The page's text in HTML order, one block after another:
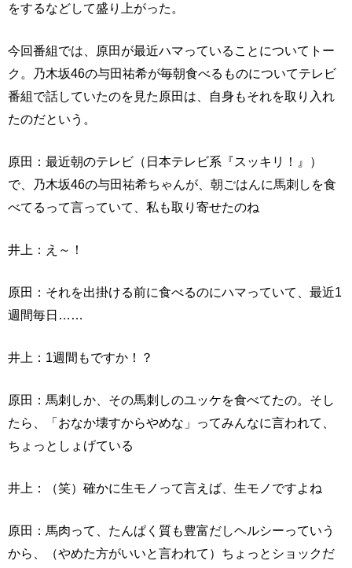
をするなどして盛り上がった。
今回番組では、原田が最近ハマっていることについてトー
ク。乃木坂46の与田祐希が毎朝食べるものについてテレビ
番組で話していたのを見た原田は、自身もそれを取り入れ
たのだという。
原田：最近朝のテレビ（日本テレビ系『スッキリ！』）
で、乃木坂46の与田祐希ちゃんが、朝ごはんに馬刺しを食
べてるって言っていて、私も取り寄せたのね
井上：え～！
原田：それを出掛ける前に食べるのにハマっていて、最近1
週間毎日……
井上：1週間もですか！？
原田：馬刺しか、その馬刺しのユッケを食べてたの。そし
たら、「おなか壊すからやめな」ってみんなに言われて、
ちょっとしょげている
井上：（笑）確かに生モノって言えば、生モノですよね
原田：馬肉って、たんぱく質も豊富だしヘルシーっていう
から、（やめた方がいいと言われて）ちょっとショックだ